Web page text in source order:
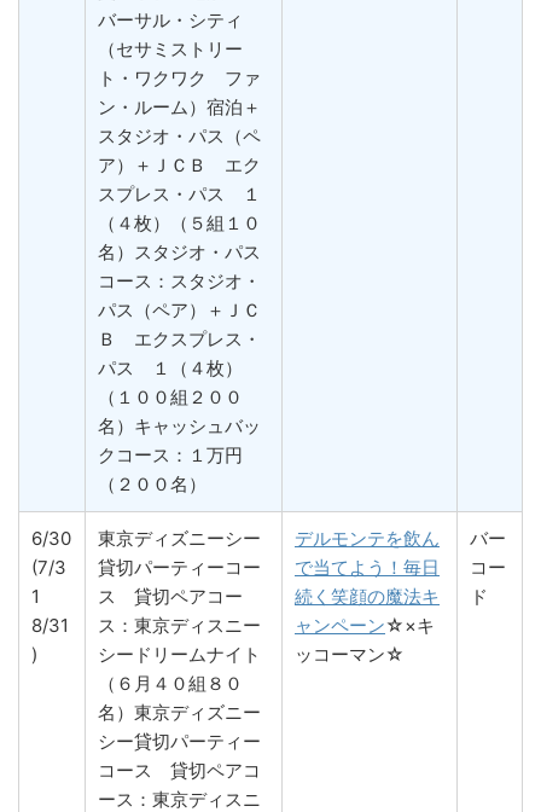
バーサル・シティ
（セサミストリー
ト・ワクワク ファ
ン・ルーム）宿泊＋
スタジオ・パス（ペ
ア）＋ＪＣＢ エク
スプレス・パス １
（４枚）（５組１０
名）スタジオ・パス
コース：スタジオ・
パス（ペア）＋ＪＣ
Ｂ エクスプレス・
パス １（４枚）
（１００組２００
名）キャッシュバッ
クコース：１万円
（２００名）
6/30
(7/3
1
8/31
)
東京ディズニーシー
貸切パーティーコー
ス 貸切ペアコー
ス：東京ディスニー
シードリームナイト
（６月４０組８０
名）東京ディズニー
シー貸切パーティー
コース 貸切ペアコ
ース：東京ディスニ
デルモンテを飲ん
で当てよう！毎日
続く笑顔の魔法キ
ャンペーン☆×キ
ッコーマン☆
バー
コー
ド